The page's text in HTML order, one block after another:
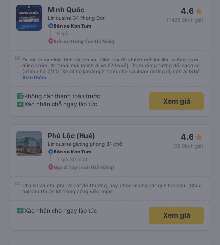
Minh Quốc
Limousine 34 Phòng Đơn
4.6
(1426 đánh giá)
Bến xe Kon Tum
9 giờ
Bến xe trung tâm Đà Nẵng
Tài xế, lơ xe nhiệt tình và lịch sự. Kiểm tra đủ khách mỗi khi lên, xuống trạm
dừng chân. Xe thoải mái (mình đi xe 520k/vé). Trạm dừng tương đối sạch sẽ
(mình cho 7/10). Xe dừng khoảng 2 trạm cho cả đoạn đường đi, nên ai bị tiểu
nhiều thì trước khi khởi hành ráng đừng uống nhiều nước nha. Giờ khởi hành
Xem thêm
Không cần thanh toán trước
Xác nhận chỗ ngay lập tức
Xem giá
Phú Lộc (Huế)
Limousine giường phòng 34 chỗ
4.6
(56 đánh giá)
Bến xe Kon Tum
7 giờ 30 phút
Ngã 4 Túy Loan (Đà Nẵng)
Chú lái và chú phụ xe rất dễ thương, hay chọc nhưng rất quý hai chú . Chúc
hai chú thuận lợi trong công việc nghe
Xác nhận chỗ ngay lập tức
Xem giá